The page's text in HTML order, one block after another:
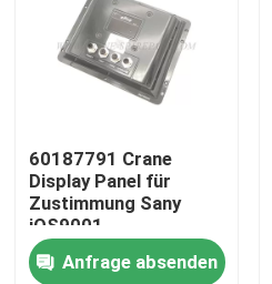
60187791 Crane
Display Panel für
Zustimmung Sany
iOS9001
Anfrage absenden